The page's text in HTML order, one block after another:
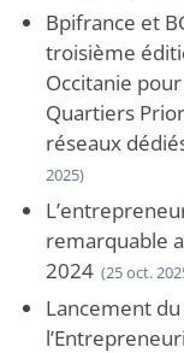
Bpifrance et
troisième
Occitanie
Quartiers
réseaux
2025)
remarquable
2024 (25 oct.
Lancement